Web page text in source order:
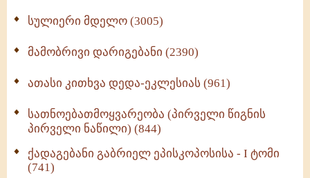
სულიერი მდელო (3005)
მამობრივი დარიგებანი (2390)
ათასი კითხვა დედა-ეკლესიას (961)
სათნოებათმოყვარეობა (პირველი წიგნის
პირველი ნაწილი) (844)
ქადაგებანი გაბრიელ ეპისკოპოსისა - I ტომი
(741)